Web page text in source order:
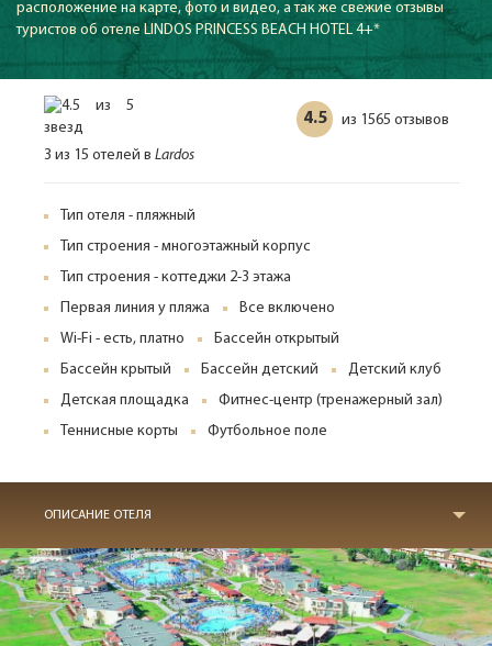
расположение на карте, фото и видео, а так же свежие отзывы
туристов об отеле LINDOS PRINCESS BEACH HOTEL 4+*
4.5 из 1565 отзывов
3 из 15 отелей в Lardos
Тип отеля - пляжный
Тип строения - многоэтажный корпус
Тип строения - коттеджи 2-3 этажа
Первая линия у пляжа
Все включено
Wi-Fi - есть, платно
Бассейн открытый
Бассейн крытый
Бассейн детский
Детский клуб
Детская площадка
Фитнес-центр (тренажерный зал)
Теннисные корты
Футбольное поле
ОПИСАНИЕ ОТЕЛЯ